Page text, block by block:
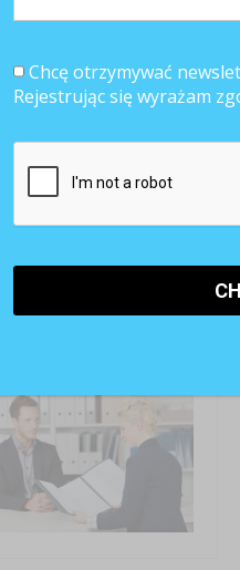
ARTYKUŁY
etat albo nic? Polska
odstaje od Europy
Chcę otrzymywać
Rejestrując się wyrażam